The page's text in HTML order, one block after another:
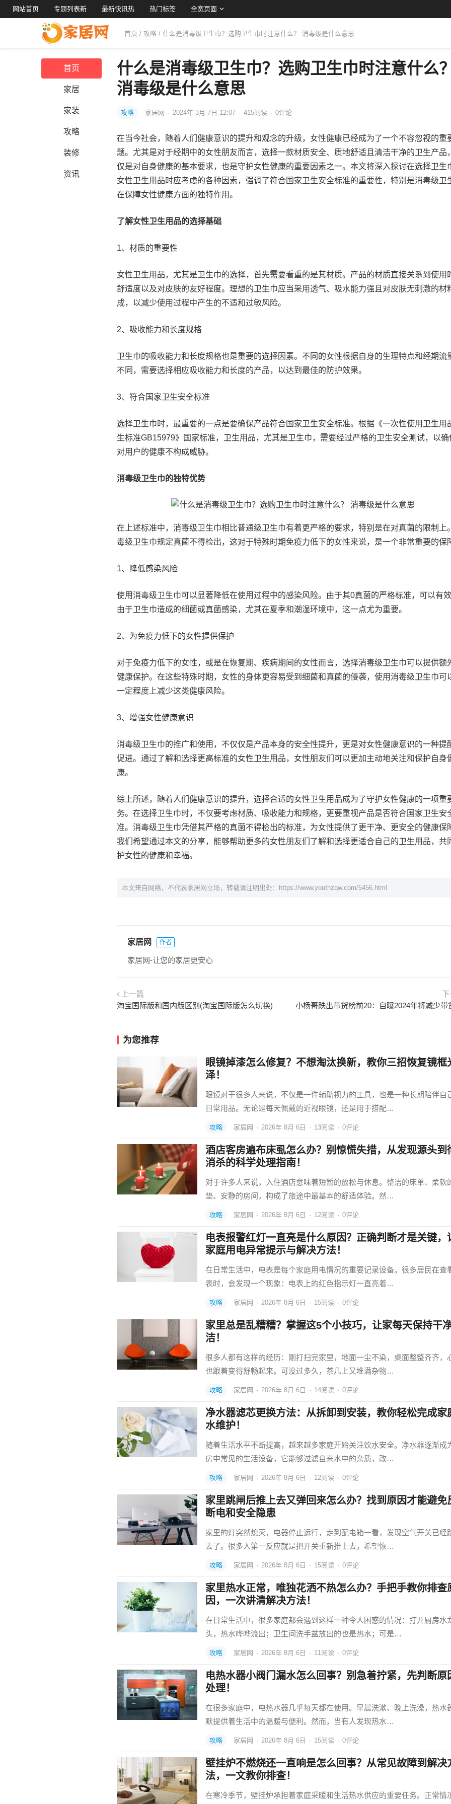
网站首页 专题列表新 最新快讯热 热门标签 全宽页面
首页 / 攻略 / 什么是消毒级卫生巾？选购卫生巾时注意什么？ 消毒级是什么意思
首页
家居
家装
攻略
装修
资讯
什么是消毒级卫生巾？选购卫生巾时注意什么？
消毒级是什么意思
攻略 家居网 · 2024年 3月 7日 12:07 · 415阅读 · 0评论
在当今社会，随着人们健康意识的提升和观念的升级，女性健康已经成为了一个不容忽视的重
题。尤其是对于经期中的女性朋友而言，选择一款材质安全、质地舒适且清洁干净的卫生产品
仅是对自身健康的基本要求，也是守护女性健康的重要因素之一。本文将深入探讨在选择卫生
女性卫生用品时应考虑的各种因素，强调了符合国家卫生安全标准的重要性，特别是消毒级卫
在保障女性健康方面的独特作用。
了解女性卫生用品的选择基础
1、材质的重要性
女性卫生用品，尤其是卫生巾的选择，首先需要看重的是其材质。产品的材质直接关系到使用
舒适度以及对皮肤的友好程度。理想的卫生巾应当采用透气、吸水能力强且对皮肤无刺激的材
成，以减少使用过程中产生的不适和过敏风险。
2、吸收能力和长度规格
卫生巾的吸收能力和长度规格也是重要的选择因素。不同的女性根据自身的生理特点和经期流
不同，需要选择相应吸收能力和长度的产品，以达到最佳的防护效果。
3、符合国家卫生安全标准
选择卫生巾时，最重要的一点是要确保产品符合国家卫生安全标准。根据《一次性使用卫生用
生标准GB15979》国家标准，卫生用品，尤其是卫生巾，需要经过严格的卫生安全测试，以确
对用户的健康不构成威胁。
消毒级卫生巾的独特优势
在上述标准中，消毒级卫生巾相比普通级卫生巾有着更严格的要求，特别是在对真菌的限制上
毒级卫生巾规定真菌不得检出，这对于特殊时期免疫力低下的女性来说，是一个非常重要的保
1、降低感染风险
使用消毒级卫生巾可以显著降低在使用过程中的感染风险。由于其0真菌的严格标准，可以有
由于卫生巾造成的细菌或真菌感染，尤其在夏季和潮湿环境中，这一点尤为重要。
2、为免疫力低下的女性提供保护
对于免疫力低下的女性，或是在恢复期、疾病期间的女性而言，选择消毒级卫生巾可以提供额
健康保护。在这些特殊时期，女性的身体更容易受到细菌和真菌的侵袭，使用消毒级卫生巾可
一定程度上减少这类健康风险。
3、增强女性健康意识
消毒级卫生巾的推广和使用，不仅仅是产品本身的安全性提升，更是对女性健康意识的一种提
促进。通过了解和选择更高标准的女性卫生用品，女性朋友们可以更加主动地关注和保护自身
康。
综上所述，随着人们健康意识的提升，选择合适的女性卫生用品成为了守护女性健康的一项重
务。在选择卫生巾时，不仅要考虑材质、吸收能力和规格，更要重视产品是否符合国家卫生安
准。消毒级卫生巾凭借其严格的真菌不得检出的标准，为女性提供了更干净、更安全的健康保
我们希望通过本文的分享，能够帮助更多的女性朋友们了解和选择更适合自己的卫生用品，共
护女性的健康和幸福。
本文来自网络，不代表家居网立场，转载请注明出处： https://www.youthzqw.com/5456.html
家居网 作者
家居网-让您的家居更安心
上一篇
淘宝国际版和国内版区别(淘宝国际版怎么切换)
为您推荐
眼镜掉漆怎么修复？不想淘汰换新，教你三招恢复镜框
泽！
眼镜对于很多人来说，不仅是一件辅助视力的工具，也是一种长期陪伴自
日常用品。无论是每天佩戴的近视眼镜，还是用于搭配…
攻略 家居网 · 2026年 8月 6日 · 13阅读 · 0评论
酒店客房遍布床虱怎么办？别惊慌失措，从发现源头到
消杀的科学处理指南！
对于许多人来说，入住酒店意味着短暂的放松与休息。整洁的床单、柔软
垫、安静的房间，构成了旅途中最基本的舒适体验。然…
攻略 家居网 · 2026年 8月 6日 · 12阅读 · 0评论
电表报警红灯一直亮是什么原因？正确判断才是关键，
家庭用电异常提示与解决方法！
在日常生活中，电表是每个家庭用电情况的重要记录设备。很多居民在查
表时，会发现一个现象：电表上的红色指示灯一直亮着…
攻略 家居网 · 2026年 8月 6日 · 15阅读 · 0评论
家里总是乱糟糟？掌握这5个小技巧，让家每天保持干
洁！
很多人都有这样的经历：刚打扫完家里，地面一尘不染，桌面整整齐齐，
也跟着变得舒畅起来。可没过多久，茶几上又堆满杂物…
攻略 家居网 · 2026年 8月 6日 · 14阅读 · 0评论
净水器滤芯更换方法：从拆卸到安装，教你轻松完成家
水维护！
随着生活水平不断提高，越来越多家庭开始关注饮水安全。净水器逐渐成
房中常见的生活设备，它能够过滤自来水中的杂质，改…
攻略 家居网 · 2026年 8月 6日 · 12阅读 · 0评论
家里跳闸后推上去又弹回来怎么办？找到原因才能避免
断电和安全隐患
家里的灯突然熄灭，电器停止运行，走到配电箱一看，发现空气开关已经
去了。很多人第一反应就是把开关重新推上去，希望恢…
攻略 家居网 · 2026年 8月 6日 · 15阅读 · 0评论
家里热水正常，唯独花洒不热怎么办？手把手教你排查
因，一次讲清解决方法！
在日常生活中，很多家庭都会遇到这样一种令人困惑的情况：打开厨房水
头，热水哗哗流出；卫生间洗手盆放出的也是热水；可是…
攻略 家居网 · 2026年 8月 6日 · 11阅读 · 0评论
电热水器小阀门漏水怎么回事？别急着拧紧，先判断原
处理！
在很多家庭中，电热水器几乎每天都在使用。早晨洗漱、晚上洗澡，热水
默提供着生活中的温暖与便利。然而，当有人发现热水…
攻略 家居网 · 2026年 8月 6日 · 15阅读 · 0评论
壁挂炉不燃烧还一直响是怎么回事？从常见故障到解决
法，一文教你排查！
在寒冷季节，壁挂炉承担着家庭采暖和生活热水供应的重要任务。正常情